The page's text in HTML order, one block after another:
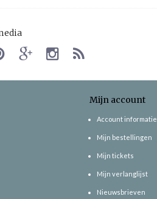
Mijn account
Account informatie
Mijn bestellingen
Mijn tickets
Mijn verlanglijst
Nieuwsbrieven